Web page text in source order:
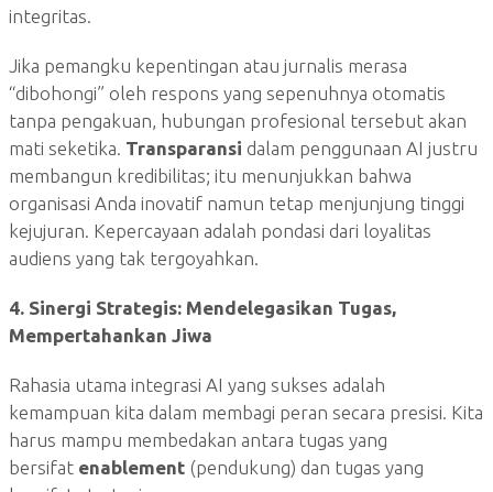
integritas.
Jika pemangku kepentingan atau jurnalis merasa
“dibohongi” oleh respons yang sepenuhnya otomatis
tanpa pengakuan, hubungan profesional tersebut akan
mati seketika. Transparansi dalam penggunaan AI justru
membangun kredibilitas; itu menunjukkan bahwa
organisasi Anda inovatif namun tetap menjunjung tinggi
kejujuran. Kepercayaan adalah pondasi dari loyalitas
audiens yang tak tergoyahkan.
4. Sinergi Strategis: Mendelegasikan Tugas,
Mempertahankan Jiwa
Rahasia utama integrasi AI yang sukses adalah
kemampuan kita dalam membagi peran secara presisi. Kita
harus mampu membedakan antara tugas yang
bersifat enablement (pendukung) dan tugas yang